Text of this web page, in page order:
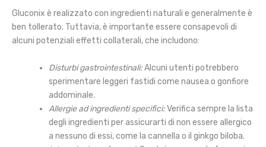
Gluconix è realizzato con ingredienti naturali e generalmente è
ben tollerato. Tuttavia, è importante essere consapevoli di
alcuni potenziali effetti collaterali, che includono:
Disturbi gastrointestinali:Alcuni utenti potrebbero
sperimentare leggeri fastidi come nausea o gonfiore
addominale.
Allergie ad ingredienti specifici:Verifica sempre la lista
degli ingredienti per assicurarti di non essere allergico
a nessuno di essi, come la cannella o il ginkgo biloba.